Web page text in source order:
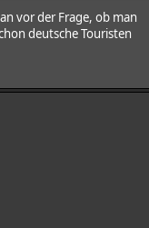
vor der Frage, ob man
deutsche Touristen